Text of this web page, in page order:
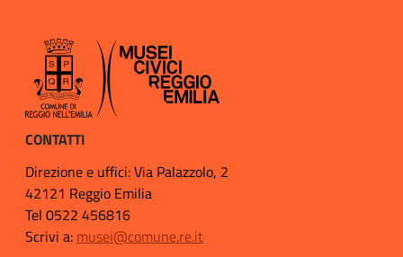
CONTATTI
Direzione e uffici: Via Palazzolo, 2
42121 Reggio Emilia
Tel 0522 456816
Scrivi a: musei@comune.re.it